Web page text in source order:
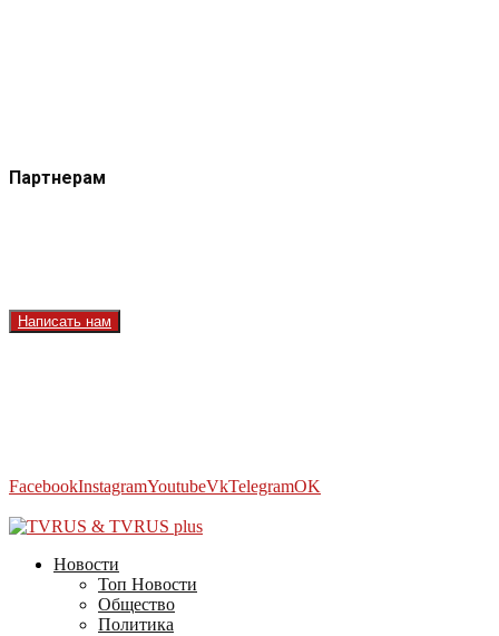
Партнерам
Написать нам
FacebookInstagramYoutubeVkTelegramOK
Новости
Топ Новости
Общество
Политика